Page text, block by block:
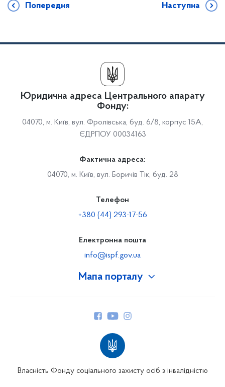
Попередня Наступна
Мапа порталу
Юридична адреса Центрального апарату
Фонду:
04070, м. Київ, вул. Фролівська, буд. 6/8, корпус 15А,
ЄДРПОУ 00034163
Фактична адреса:
04070, м. Київ, вул. Боричів Тік, буд. 28
Телефон
+380 (44) 293-17-56
Електронна пошта
info@ispf.gov.ua
Власність Фонду соціального захисту осіб з інвалідністю